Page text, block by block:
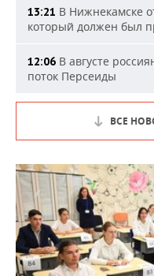
13:21 В Нижнекамске
который должен был
12:06 В августе
поток Персеиды
ВСЕ